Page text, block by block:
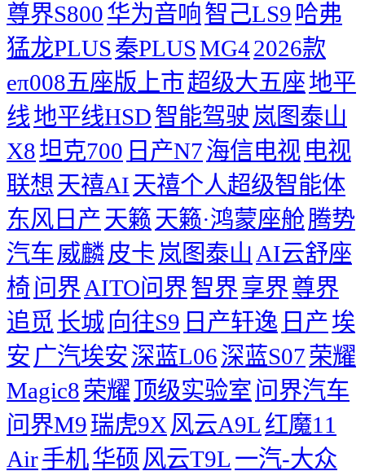
尊界S800华为音响智己LS9 哈弗
猛龙PLUS秦PLUSMG42026款
eπ008五座版上市超级大五座地平
线地平线HSD智能驾驶 岚图泰山
X8坦克700 日产N7海信电视 电视
联想 天禧AI 天禧个人超级智能体
东风日产 天籁 天籁·鸿蒙座舱腾势
汽车 威麟皮卡 岚图泰山 AI云舒座
椅问界 AITO问界智界享界尊界
追觅长城向往S9 日产轩逸 日产埃
安 广汽埃安深蓝L06深蓝S07荣耀
Magic8荣耀顶级实验室 问界汽车
问界M9瑞虎9X 风云A9L 红魔11
Air手机华硕 风云T9L 一汽-大众